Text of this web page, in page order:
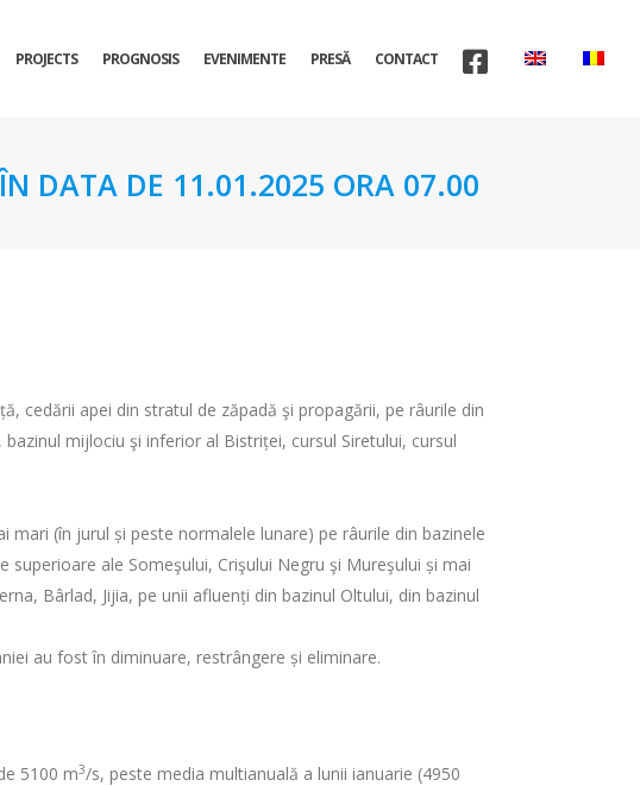
PROJECTS PROGNOSIS EVENIMENTE PRESĂ CONTACT
DATA DE 11.01.2025 ORA 07.00
cedării apei din stratul de zăpadă şi propagării, pe râurile din
mijlociu şi inferior al Bistriței, cursul Siretului, cursul
(în jurul și peste normalele lunare) pe râurile din bazinele
ale Someşului, Crişului Negru şi Mureşului și mai
Bârlad, Jijia, pe unii afluenți din bazinul Oltului, din bazinul
au fost în diminuare, restrângere și eliminare.
5100 m3/s, peste media multianuală a lunii ianuarie (4950